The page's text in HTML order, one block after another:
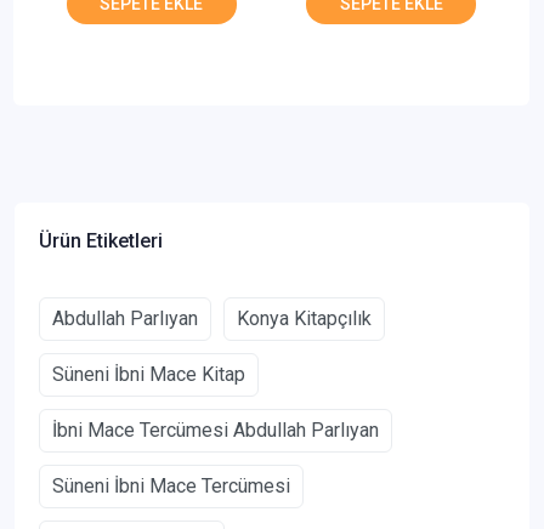
Ürün Etiketleri
Abdullah Parlıyan Konya Kitapçılık
Süneni İbni Mace Kitap
İbni Mace Tercümesi Abdullah Parlıyan
Süneni İbni Mace Tercümesi